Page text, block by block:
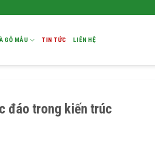
GỖ MẪU TIN TỨC LIÊN HỆ
đáo trong kiến trúc